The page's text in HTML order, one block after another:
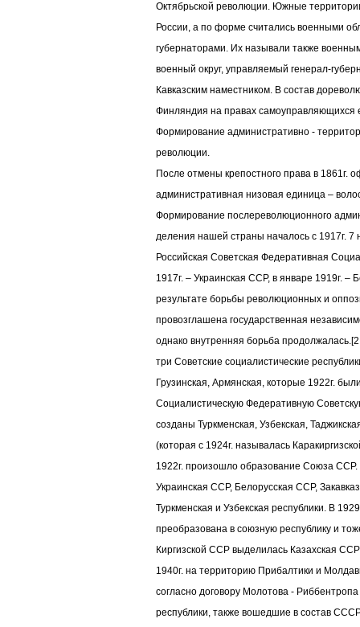
Октябрьской революции. Южные
России, а по форме считались военными
губернаторами. Их называли также
военный округ, управляемый генерал-
Кавказским наместником. В состав
Финляндия на правах самоуправляющихся
Формирование административно -
революции.
После отмены крепостного права в 1861г.
административная низовая единица –
Формирование послереволюционного
деления нашей страны началось с 1917г. 7
Российская Советская Федеративная
1917г. – Украинская ССР, в январе 1919г. –
результате борьбы революционных и
провозглашена государственная
однако внутренняя борьба
три Советские социалистические
Грузинская, Армянская, которые 1922г.
Социалистическую Федеративную
созданы Туркменская, Узбекская,
(которая с 1924г. называлась
1922г. произошло образование Союза
Украинская ССР, Белорусская ССР,
Туркменская и Узбекская республики. В
преобразована в союзную республику и
Киргизской ССР выделилась Казахская
1940г. на территорию Прибалтики и
согласно договору Молотова -
республики, также вошедшие в состав